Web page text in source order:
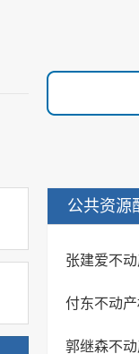
公共资源
张建爱不
付东不动
郭继森不